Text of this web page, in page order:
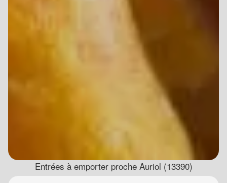
Entrées à emporter proche Auriol (13390)